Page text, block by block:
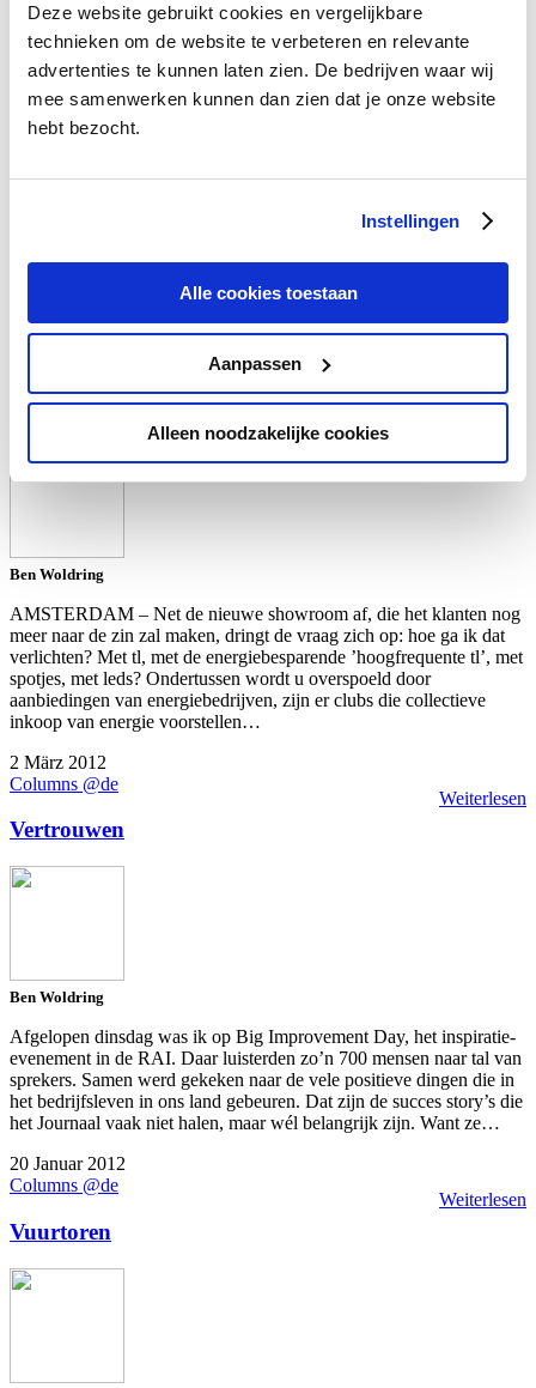
Deze website gebruikt cookies en vergelijkbare
technieken om de website te verbeteren en relevante
advertenties te kunnen laten zien. De bedrijven waar wij
mee samenwerken kunnen dan zien dat je onze website
hebt bezocht.
Instellingen
Alle cookies toestaan
Aanpassen
Alleen noodzakelijke cookies
De prijzen aan de pomp stapelen dit jaar record op record. Ook deze
week was het weer raak. Als er nog geen signaal was om over
30 März 2012
Kuddegedrag
Ben Woldring
AMSTERDAM – Net de nieuwe showroom af, die het klanten nog
meer naar de zin zal maken, dringt de vraag zich op: hoe ga ik dat
verlichten? Met tl, met de energiebesparende ’hoogfrequente tl’, met
spotjes, met leds? Ondertussen wordt u overspoeld door
aanbiedingen van energiebedrijven, zijn er clubs die collectieve
inkoop van energie voorstellen…
Weiterlesen
2 März 2012
Columns @de
Vertrouwen
Ben Woldring
Afgelopen dinsdag was ik op Big Improvement Day, het inspiratie-
evenement in de RAI. Daar luisterden zo’n 700 mensen naar tal van
sprekers. Samen werd gekeken naar de vele positieve dingen die in
het bedrijfsleven in ons land gebeuren. Dat zijn de succes story’s die
het Journaal vaak niet halen, maar wél belangrijk zijn. Want ze…
Weiterlesen
20 Januar 2012
Columns @de
Vuurtoren